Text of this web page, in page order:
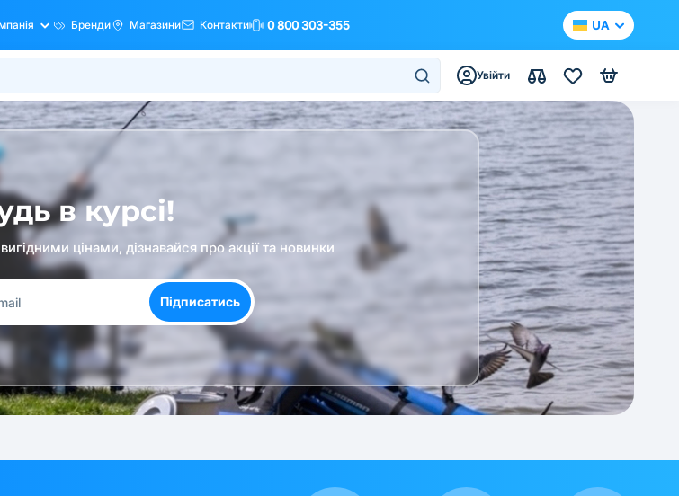
Бренди Магазини Контакти 0 800 303-355 UA
Увійти
в курсі!
цінами, дізнавайся про акції та новинки
Підписатись